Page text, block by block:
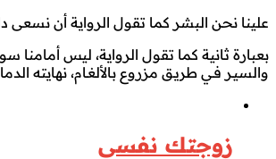
علينا نحن البشر كما تقول الرواية أن نسعى
بعبارة ثانية كما تقول الرواية، ليس
والسيـر فـي طريـق مزروع بالألغـام، نهايته
زوجتك نفسي